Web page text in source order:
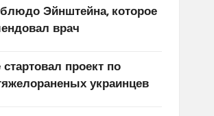
Эйнштейна, которое
врач
проект по
украинцев